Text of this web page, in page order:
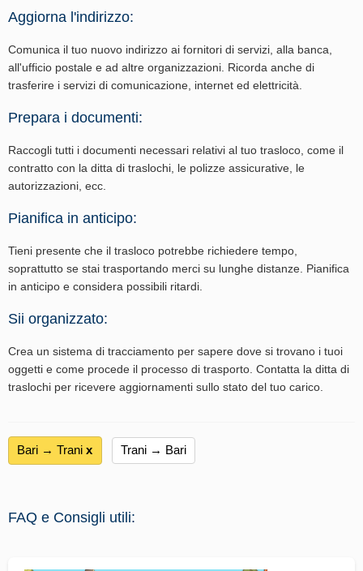
Aggiorna l'indirizzo:
Comunica il tuo nuovo indirizzo ai fornitori di servizi, alla banca,
all'ufficio postale e ad altre organizzazioni. Ricorda anche di
trasferire i servizi di comunicazione, internet ed elettricità.
Prepara i documenti:
Raccogli tutti i documenti necessari relativi al tuo trasloco, come il
contratto con la ditta di traslochi, le polizze assicurative, le
autorizzazioni, ecc.
Pianifica in anticipo:
Tieni presente che il trasloco potrebbe richiedere tempo,
soprattutto se stai trasportando merci su lunghe distanze. Pianifica
in anticipo e considera possibili ritardi.
Sii organizzato:
Crea un sistema di tracciamento per sapere dove si trovano i tuoi
oggetti e come procede il processo di trasporto. Contatta la ditta di
traslochi per ricevere aggiornamenti sullo stato del tuo carico.
Bari → Trani х Trani → Bari
FAQ e Consigli utili: